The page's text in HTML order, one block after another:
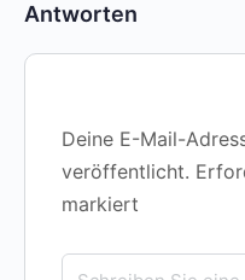
Antworten
Deine E-Mail-
veröffentlicht.
markiert